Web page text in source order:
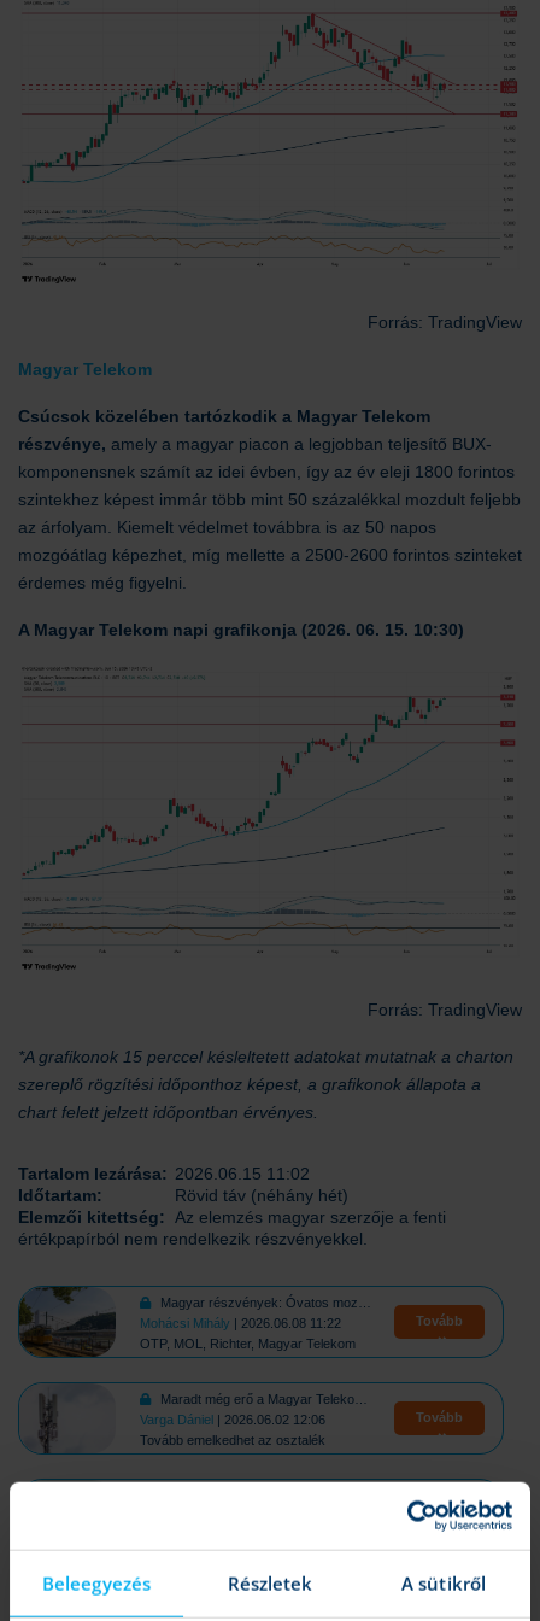
Beleegyezés Részletek A sütikről
Forrás: TradingView
Magyar Telekom
Csúcsok közelében tartózkodik a Magyar Telekom
részvénye, amely a magyar piacon a legjobban teljesítő BUX-
komponensnek számít az idei évben, így az év eleji 1800 forintos
szintekhez képest immár több mint 50 százalékkal mozdult feljebb
az árfolyam. Kiemelt védelmet továbbra is az 50 napos
mozgóátlag képezhet, míg mellette a 2500-2600 forintos szinteket
érdemes még figyelni.
A Magyar Telekom napi grafikonja (2026. 06. 15. 10:30)
Forrás: TradingView
*A grafikonok 15 perccel késleltetett adatokat mutatnak a charton
szereplő rögzítési időponthoz képest, a grafikonok állapota a
chart felett jelzett időpontban érvényes.
Tartalom lezárása: 2026.06.15 11:02
Időtartam:
Rövid táv (néhány hét)
Elemzői kitettség:
Az elemzés magyar szerzője a fenti
értékpapírból nem rendelkezik részvényekkel.
Magyar részvények: Óvatos mozgások a gyengébb hangulat mellett
Mohácsi Mihály | 2026.06.08 11:22
OTP, MOL, Richter, Magyar Telekom
Tovább
Maradt még erő a Magyar Telekomban
Varga Dániel | 2026.06.02 12:06
Tovább emelkedhet az osztalék
Tovább
Tovább
Magyar részvények: Vegyes teljesítmények a magyar piacon
Krahling András